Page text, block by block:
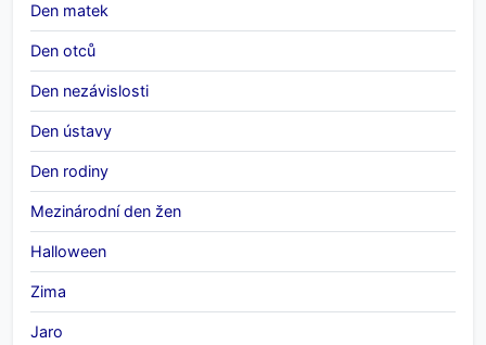
Den matek
Den otců
Den nezávislosti
Den ústavy
Den rodiny
Mezinárodní den žen
Halloween
Zima
Jaro